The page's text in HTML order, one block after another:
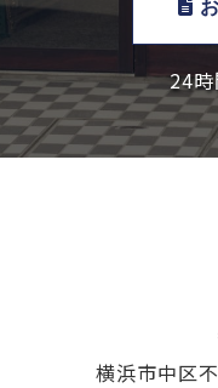
24
横浜市中区